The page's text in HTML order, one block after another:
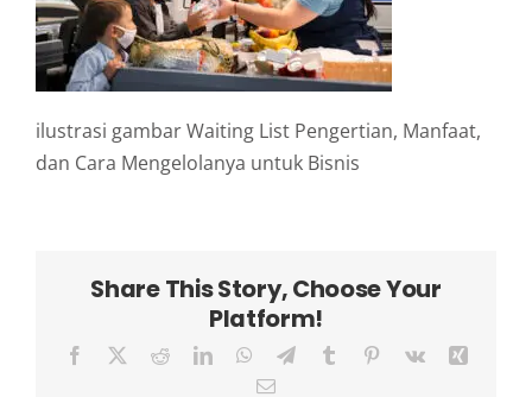
ilustrasi gambar Waiting List Pengertian, Manfaat,
dan Cara Mengelolanya untuk Bisnis
Share This Story, Choose Your
Platform!
Facebook RedditLinkedInWhatsApp
TelegramTumblr Pinterest
Vk
Email